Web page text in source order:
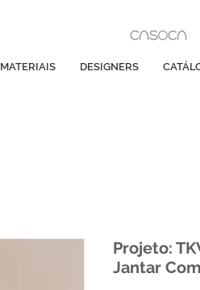
MATERIAIS DESIGNERS
Projeto:
Jantar